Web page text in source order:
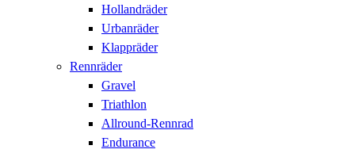
Hollandräder
Urbanräder
Klappräder
Rennräder
Gravel
Triathlon
Allround-Rennrad
Endurance